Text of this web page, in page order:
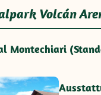
Volcán
Montechiari